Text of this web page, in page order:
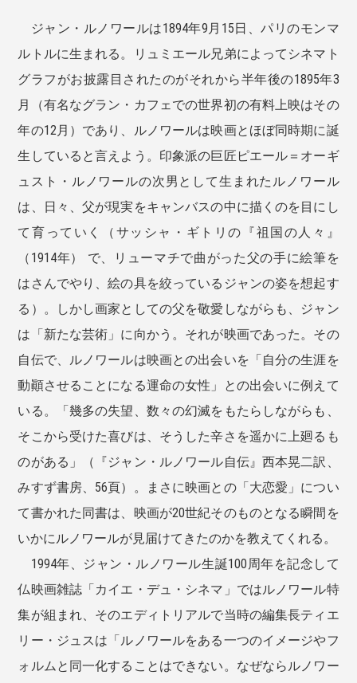
ジャン・ルノワールは1894年9月15日、パリのモンマ
ルトルに生まれる。リュミエール兄弟によってシネマト
グラフがお披露目されたのがそれから半年後の1895年3
月（有名なグラン・カフェでの世界初の有料上映はその
年の12月）であり、ルノワールは映画とほぼ同時期に誕
生していると言えよう。印象派の巨匠ピエール＝オーギ
ュスト・ルノワールの次男として生まれたルノワール
は、日々、父が現実をキャンバスの中に描くのを目にし
て育っていく（サッシャ・ギトリの『祖国の人々』
（1914年） で、リューマチで曲がった父の手に絵筆を
はさんでやり、絵の具を絞っているジャンの姿を想起す
る）。しかし画家としての父を敬愛しながらも、ジャン
は「新たな芸術」に向かう。それが映画であった。その
自伝で、ルノワールは映画との出会いを「自分の生涯を
動顚させることになる運命の女性」との出会いに例えて
いる。「幾多の失望、数々の幻滅をもたらしながらも、
そこから受けた喜びは、そうした辛さを遥かに上廻るも
のがある」（『ジャン・ルノワール自伝』西本晃二訳、
みすず書房、56頁）。まさに映画との「大恋愛」につい
て書かれた同書は、映画が20世紀そのものとなる瞬間を
いかにルノワールが見届けてきたのかを教えてくれる。
1994年、ジャン・ルノワール生誕100周年を記念して
仏映画雑誌「カイエ・デュ・シネマ」ではルノワール特
集が組まれ、そのエディトリアルで当時の編集長ティエ
リー・ジュスは「ルノワールをある一つのイメージやフ
ォルムと同一化することはできない。なぜならルノワー